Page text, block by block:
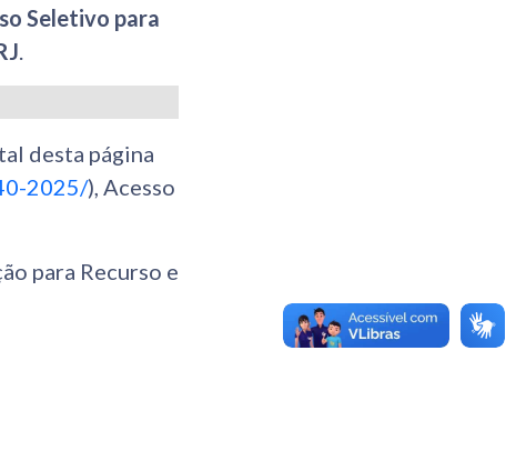
Seletivo para
.
desta página
2025/), Acesso
para Recurso e